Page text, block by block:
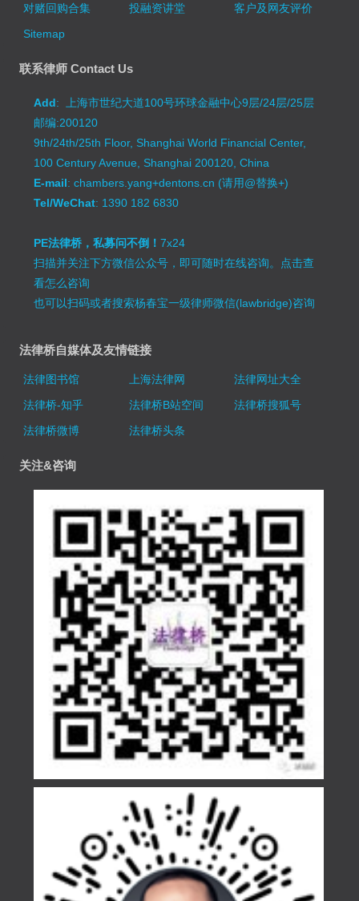
对赌回购合集
投融资讲堂
客户及网友评价
Sitemap
联系律师 Contact Us
Add: 上海市世纪大道100号环球金融中心9层/24层/25层
邮编:200120
9th/24th/25th Floor, Shanghai World Financial Center,
100 Century Avenue, Shanghai 200120, China
E-mail: chambers.yang+dentons.cn (请用@替换+)
Tel/WeChat: 1390 182 6830
PE法律桥，私募问不倒！7x24
扫描并关注下方微信公众号，即可随时在线咨询。 点击查
看怎么咨询
也可以扫码或者搜索杨春宝一级律师微信(lawbridge)咨询
法律桥自媒体及友情链接
法律图书馆 上海法律网
法律网址大全
法律桥-知乎
法律桥B站空间
法律桥搜狐号
法律桥微博
法律桥头条
关注&咨询